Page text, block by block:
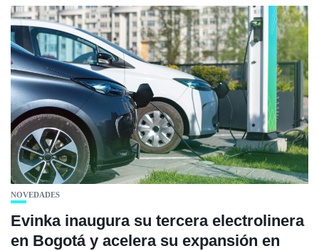
NOVEDADES
Evinka inaugura su tercera electrolinera
en Bogotá y acelera su expansión en